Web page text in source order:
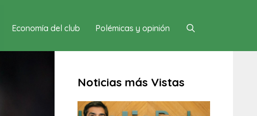
Economía del club Polémicas y opinión
Noticias más Vistas